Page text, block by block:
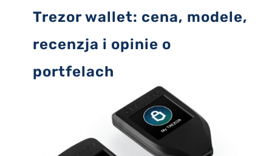
Trezor wallet: cena, modele,
recenzja i opinie o
portfelach